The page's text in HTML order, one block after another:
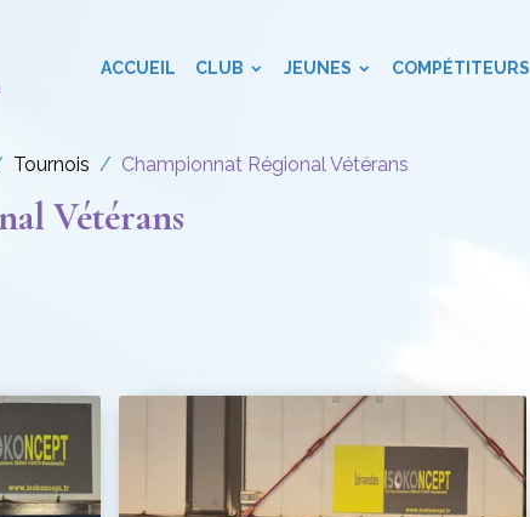
ACCUEIL CLUB JEUNES COMPÉTITEURS
Tournois Championnat Régional Vétérans
Vétérans